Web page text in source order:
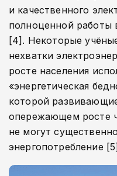
и качественного
полноценной работы
[4]. Некоторые
нехватки
росте населения
«энергетическая
которой
опережающем росте
не могут
энергопотребление